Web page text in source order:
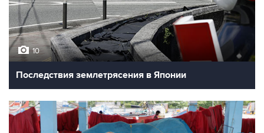
10
Последствия землетрясения в Японии